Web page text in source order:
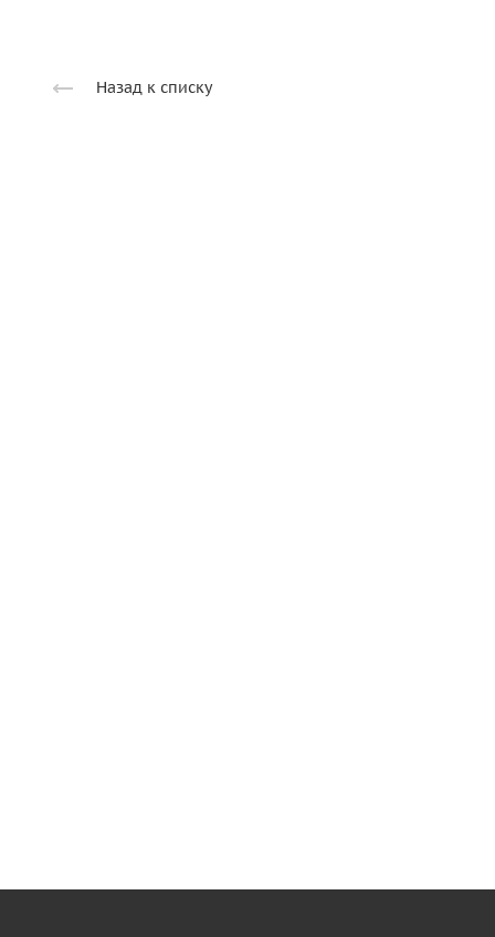
Назад к списку